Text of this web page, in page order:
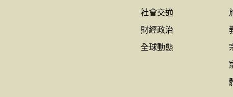
社會交通
財經政治
全球動態